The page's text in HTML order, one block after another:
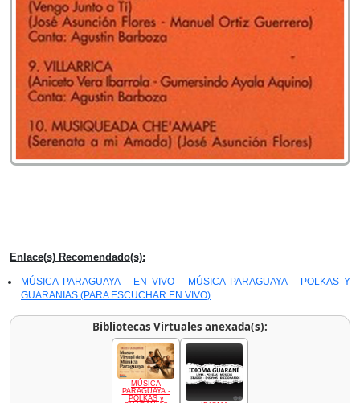
Enlace(s) Recomendado(s):
MÚSICA PARAGUAYA - EN VIVO - MÚSICA PARAGUAYA - POLKAS Y
GUARANIAS (PARA ESCUCHAR EN VIVO)
Bibliotecas Virtuales anexada(s):
MÚSICA
PARAGUAYA -
POLKAS y